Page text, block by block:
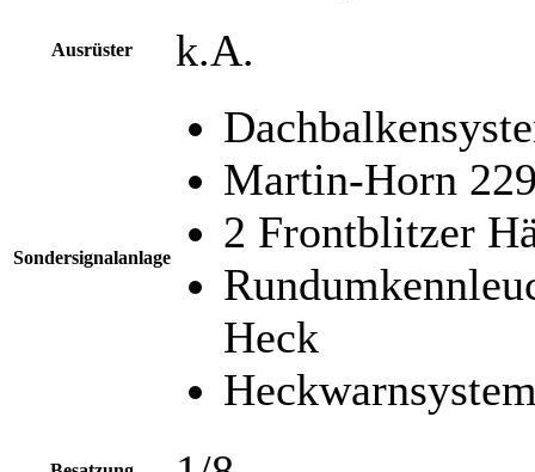
Ausrüster k.A.
Sondersignalanlage
Martin-Horn
2 Frontblitzer
Heck